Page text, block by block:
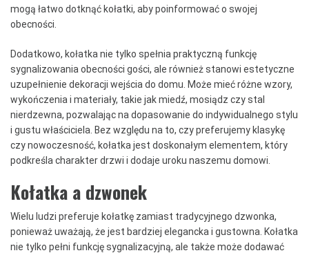
mogą łatwo dotknąć kołatki, aby poinformować o swojej
obecności.
Dodatkowo, kołatka nie tylko spełnia praktyczną funkcję
sygnalizowania obecności gości, ale również stanowi estetyczne
uzupełnienie dekoracji wejścia do domu. Może mieć różne wzory,
wykończenia i materiały, takie jak miedź, mosiądz czy stal
nierdzewna, pozwalając na dopasowanie do indywidualnego stylu
i gustu właściciela. Bez względu na to, czy preferujemy klasykę
czy nowoczesność, kołatka jest doskonałym elementem, który
podkreśla charakter drzwi i dodaje uroku naszemu domowi.
Kołatka a dzwonek
Wielu ludzi preferuje kołatkę zamiast tradycyjnego dzwonka,
ponieważ uważają, że jest bardziej elegancka i gustowna. Kołatka
nie tylko pełni funkcję sygnalizacyjną, ale także może dodawać